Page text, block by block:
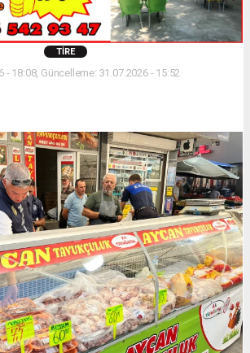
TIRE
- 18:08, Güncelleme: 31.07.2026 - 15:52